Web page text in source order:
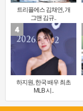
트리플에스 김채연, 개
그맨 김규..
하지원, 한국 배우 최초
MLB 시..